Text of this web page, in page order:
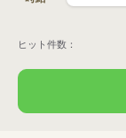
ヒット件数：